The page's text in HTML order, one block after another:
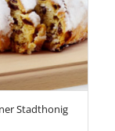
Stadthonig